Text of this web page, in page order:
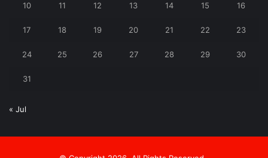
10 11 12 13 14 15 16
17 18 19 20 21 22 23
24 25 26 27 28 29 30
31
« Jul